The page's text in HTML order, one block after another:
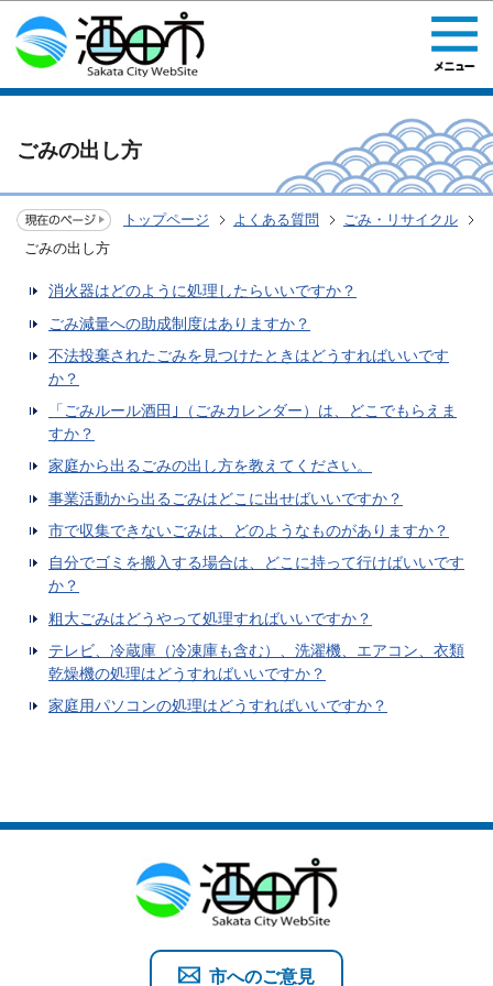
このページの本文へ移動
ごみの出し方
トップページ よくある質問
ごみ・リサイクル
ごみの出し方
消火器はどのように処理したらいいですか？
ごみ減量への助成制度はありますか？
不法投棄されたごみを見つけたときはどうすればいいです
か？
「ごみルール酒田｣（ごみカレンダー）は、どこでもらえま
すか？
家庭から出るごみの出し方を教えてください。
事業活動から出るごみはどこに出せばいいですか？
市で収集できないごみは、どのようなものがありますか？
自分でゴミを搬入する場合は、どこに持って行けばいいです
か？
粗大ごみはどうやって処理すればいいですか？
テレビ、冷蔵庫（冷凍庫も含む）、洗濯機、エアコン、衣類
乾燥機の処理はどうすればいいですか？
家庭用パソコンの処理はどうすればいいですか？
市へのご意見